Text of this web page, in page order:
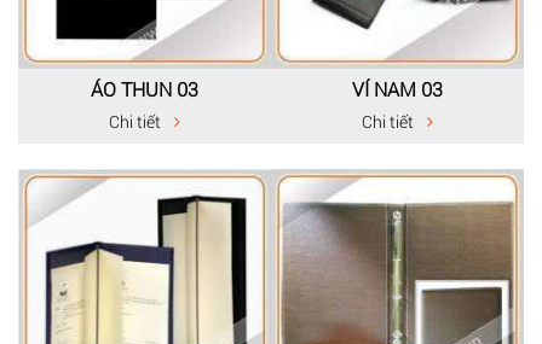
ÁO THUN 03
Chi tiết
VÍ NAM 03
Chi tiết